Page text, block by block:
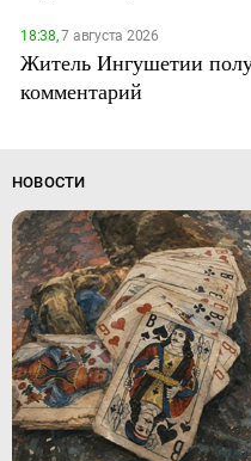
18:38,7 августа 2026
Житель Ингушетии
комментарий
НОВОСТИ